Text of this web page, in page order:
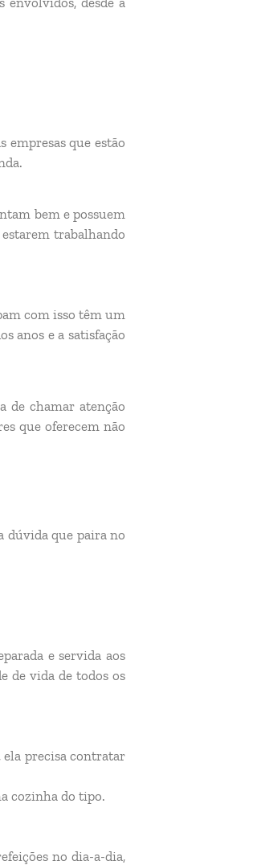
empresas que estão
bem e possuem
trabalhando
com isso têm um
anos e a satisfação
de chamar atenção
que oferecem não
dúvida que paira no
e servida aos
de vida de todos os
ela precisa contratar
cozinha do tipo.
no dia-a-dia,